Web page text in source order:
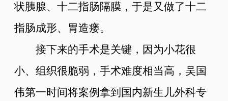
状胰腺、十二指肠隔膜，于是又做了十二
指肠成形、胃造瘘。
接下来的手术是关键，因为小花很
小、组织很脆弱，手术难度相当高，吴国
伟第一时间将案例拿到国内新生儿外科专